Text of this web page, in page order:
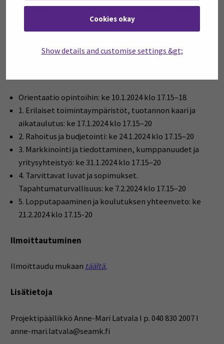
Cookies okay
Show details and customise settings &gt;
opintosuunnitelmaan sisältyvän Tuotannon prosessi
kulttuurialalla -opintojakson sisältöä ja laajuutta.
Koulutus on osallistujalle maksuton.
Orientaatio opintoihin: ke 10.1.2024 klo 17.15–18
1. Erilaiset toimintaympäristöt, tuotannon kaari ja
aikataulutus: ke 17.1.2024 klo 17.15–20
2. Rahoitus ja budjetointi: ke 24.1.2024 klo 17.15–20
3. Markkinointi ja tiedottaminen, kumppanuudet ja
yritysyhteistyö: ke 31.1.2024 klo 17.15–20
4. Tarvittavat luvat ja sopimukset.
Tapahtumaturvallisuus: ke 7.2.2024 klo 17.15–20
5. Lopputapaaminen ja koulutuksen yhteenveto: ke
21.2.2024 klo 17.15-20
Ilmoittautuminen
Ilmoittaudu mukaan täältä.
Lisätietoja
Projektipäällikkö Anne-Mari Latvala I p. 040 830 2007 I
anne-mari.latvala@seamk.fi